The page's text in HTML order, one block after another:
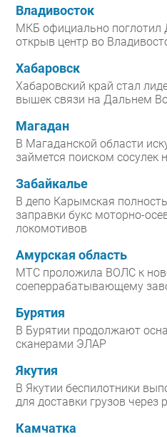
Владивосток
МКБ официально поглотил
открыв центр во
Хабаровск
Хабаровский край стал
вышек связи на Дальнем
Магадан
В Магаданской области
займется поиском сосулек
Забайкалье
В депо Карымская
заправки букс моторно-
локомотивов
Амурская область
МТС проложила ВОЛС к
соеперрабатывающему
Бурятия
В Бурятии продолжают
сканерами ЭЛАР
Якутия
В Якутии беспилотники
для доставки грузов через
Камчатка